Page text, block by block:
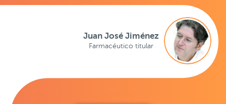
Juan José Jiménez
Farmacéutico titular